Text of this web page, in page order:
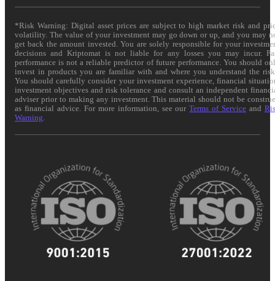
*Risk Warning: Digital asset prices are subject to high market risk and
volatility. The value of your investment may go down or up, and you may
get back the amount invested. You are solely responsible for your
decisions and Kriptomat is not liable for any losses you may incur.
performance is not a reliable predictor of future performance. You should
invest in products you are familiar with and where you understand the
You should carefully consider your investment experience, financial
investment objectives and risk tolerance and consult an independent
adviser prior to making any investment. This material should not be
as financial advice. For more information, see ourTerms of Service and
Warning